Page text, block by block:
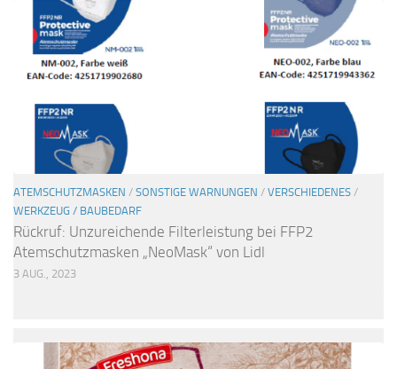
ATEMSCHUTZMASKEN / SONSTIGE WARNUNGEN / VERSCHIEDENES /
WERKZEUG / BAUBEDARF
Rückruf: Unzureichende Filterleistung bei FFP2
Atemschutzmasken „NeoMask“ von Lidl
3 AUG., 2023